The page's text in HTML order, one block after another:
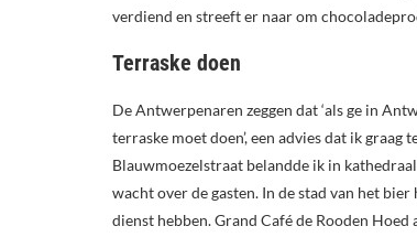
verdiend en streeft er naar om
Terraske doen
De Antwerpenaren zeggen dat ‘als ge in
terraske moet doen’, een advies dat ik graag
Blauwmoezelstraat belandde ik in
wacht over de gasten. In de stad van het
dienst hebben. Grand Café de Rooden